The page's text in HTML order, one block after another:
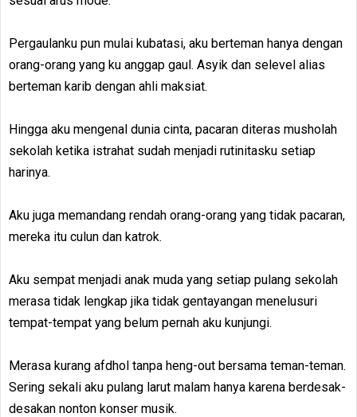
Pergaulanku pun mulai kubatasi, aku berteman hanya dengan
orang-orang yang ku anggap gaul. Asyik dan selevel alias
berteman karib dengan ahli maksiat.
Hingga aku mengenal dunia cinta, pacaran diteras musholah
sekolah ketika istrahat sudah menjadi rutinitasku setiap
harinya.
Aku juga memandang rendah orang-orang yang tidak pacaran,
mereka itu culun dan katrok.
Aku sempat menjadi anak muda yang setiap pulang sekolah
merasa tidak lengkap jika tidak gentayangan menelusuri
tempat-tempat yang belum pernah aku kunjungi.
Merasa kurang afdhol tanpa heng-out bersama teman-teman.
Sering sekali aku pulang larut malam hanya karena berdesak-
desakan nonton konser musik.